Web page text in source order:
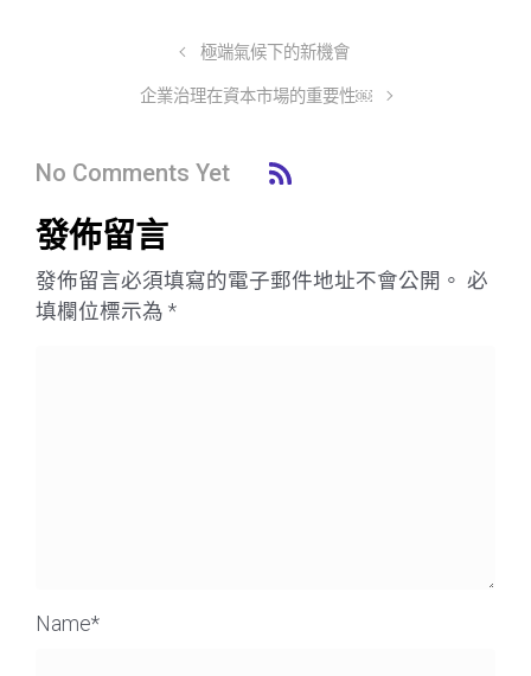
極端氣候下的新機會
企業治理在資本市場的重要性￼
No Comments Yet
發佈留言
發佈留言必須填寫的電子郵件地址不會公開。 必
填欄位標示為 *
Name*